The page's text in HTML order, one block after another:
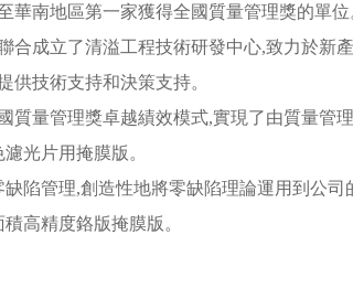
華南地區第一家獲得全國質量管理獎的單位
合成立了清溢工程技術研發中心,致力於新
供技術支持和決策支持。
質量管理獎卓越績效模式,實現了由質量管
光片用掩膜版。
陷管理,創造性地將零缺陷理論運用到公司
高精度鉻版掩膜版。